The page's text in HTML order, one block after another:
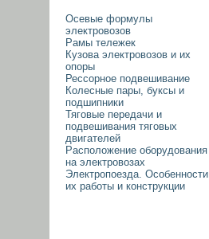
Осевые формулы
электровозов
Рамы тележек
Кузова электровозов и их
опоры
Рессорное подвешивание
Колесные пары, буксы и
подшипники
Тяговые передачи и
подвешивания тяговых
двигателей
Расположение оборудования
на электровозах
Электропоезда. Особенности
их работы и конструкции